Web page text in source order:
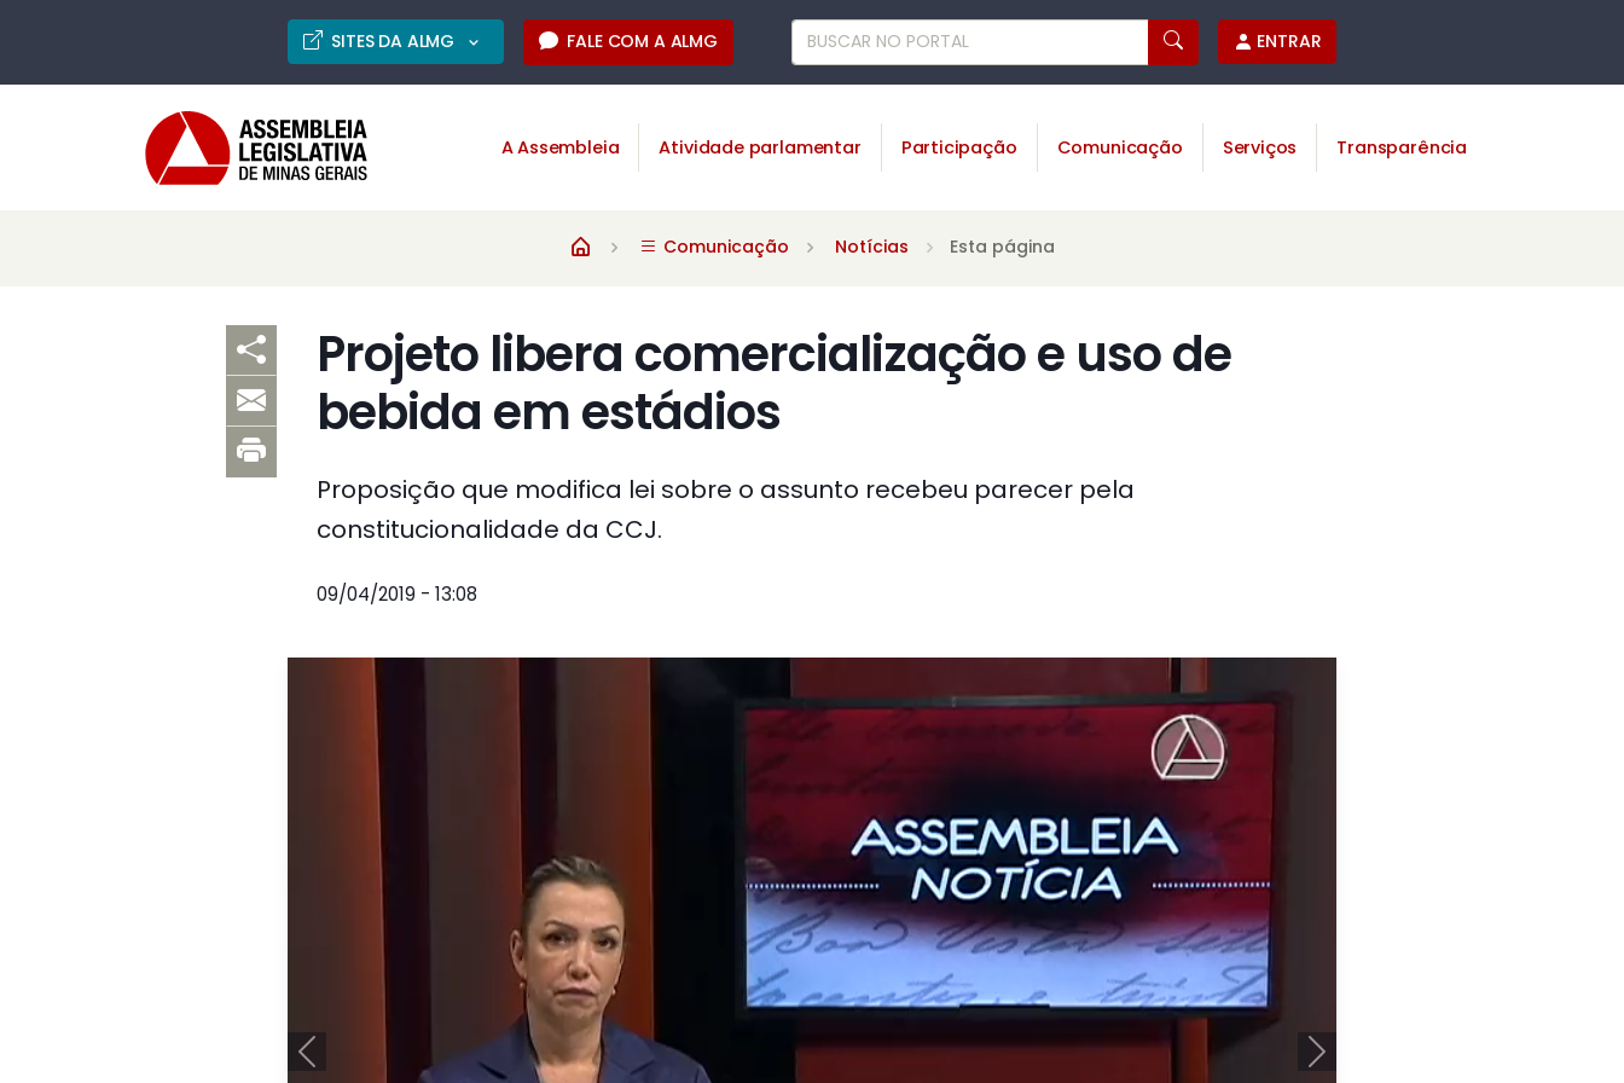
SITES DA ALMG FALE COM A ALMG ENTRAR
A Assembleia Atividade parlamentar Participação Comunicação Serviços Transparência
Comunicação Notícias Esta página
Projeto libera comercialização e uso de
bebida em estádios
Proposição que modifica lei sobre o assunto recebeu parecer pela
constitucionalidade da CCJ.
09/04/2019 - 13:08
Anterior Próximo